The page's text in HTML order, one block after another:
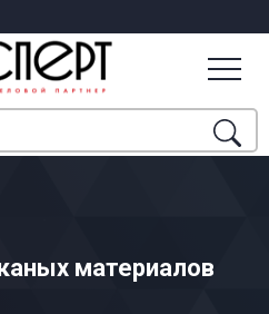
материалов